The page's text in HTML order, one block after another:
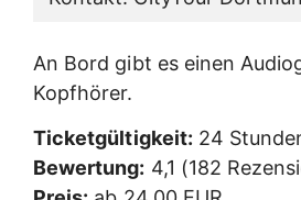
An Bord gibt es einen
Kopfhörer.
Ticketgültigkeit: 24
Bewertung: 4,1 (182